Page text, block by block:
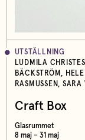
UTSTÄLLNING
LUDMILA
BÄCKSTRÖM,
RASMUSSEN, SARA
Craft Box
Glasrummet
8 maj – 31 maj